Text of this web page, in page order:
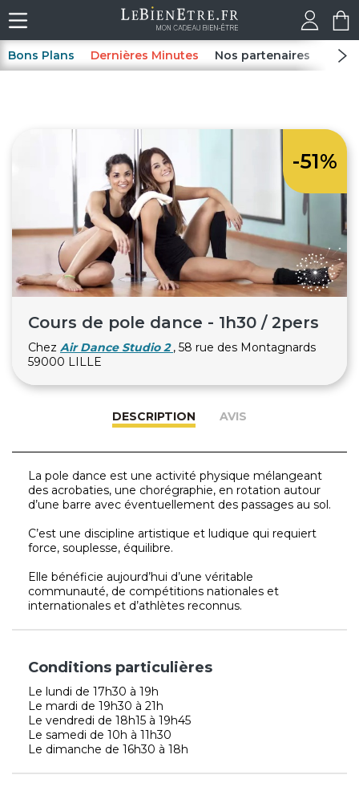
Bons Plans Dernières Minutes Nos partenaires Spas
-51%
Cours de pole dance - 1h30 / 2pers
Chez Air Dance Studio 2 , 58 rue des Montagnards
59000 LILLE
DESCRIPTION AVIS
La pole dance est une activité physique mélangeant
des acrobaties, une chorégraphie, en rotation autour
d’une barre avec éventuellement des passages au sol.
C’est une discipline artistique et ludique qui requiert
force, souplesse, équilibre.
Elle bénéficie aujourd’hui d’une véritable
communauté, de compétitions nationales et
internationales et d’athlètes reconnus.
Conditions particulières
Le lundi de 17h30 à 19h
Le mardi de 19h30 à 21h
Le vendredi de 18h15 à 19h45
Le samedi de 10h à 11h30
Le dimanche de 16h30 à 18h